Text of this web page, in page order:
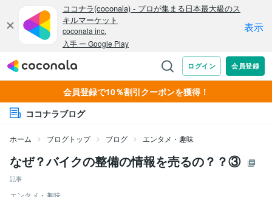
会員登録で10％割引クーポンを獲得！
ココナラブログ
ホーム ブログトップ ブログ エンタメ・趣味
なぜ？バイクの整備の情報を売るの？？③
記事
エンタメ・趣味